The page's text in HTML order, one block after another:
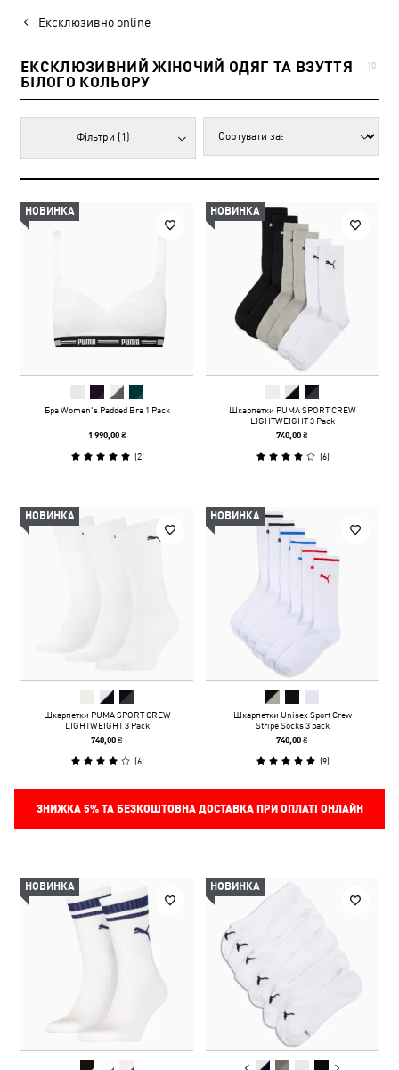
Ексклюзивно online
ЕКСКЛЮЗИВНИЙ ЖІНОЧИЙ ОДЯГ ТА ВЗУТТЯ
БІЛОГО КОЛЬОРУ
10
Фільтри (1)
НОВИНКА
Бра Women's Padded Bra 1 Pack
1 990,00 ₴
(2)
НОВИНКА
Шкарпетки PUMA SPORT CREW
LIGHTWEIGHT 3 Pack
740,00 ₴
(6)
НОВИНКА
Шкарпетки PUMA SPORT CREW
LIGHTWEIGHT 3 Pack
740,00 ₴
(6)
НОВИНКА
Шкарпетки Unisex Sport Crew
Stripe Socks 3 pack
740,00 ₴
(9)
ЗНИЖКА 5%ТА БЕЗКОШТОВНА ДОСТАВКА ПРИ ОПЛАТІ ОНЛАЙН
НОВИНКА НОВИНКА